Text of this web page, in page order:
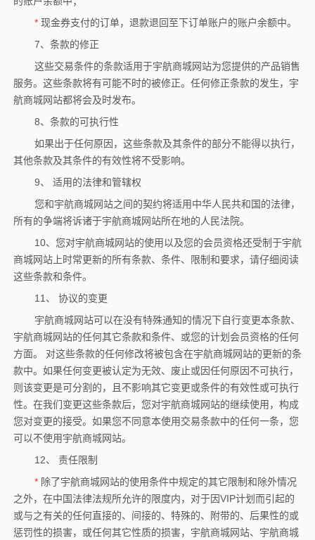
* 现金券支付的订单，退款退回至下订单账户的账户余额中。
7、条款的修正
这些交易条件的条款适用于宇航商城网站为您提供的产品销售
服务。这些条款将有可能不时的被修正。任何修正条款的发生，宇
航商城网站都将会及时发布。
8、条款的可执行性
如果出于任何原因，这些条款及其条件的部分不能得以执行，
其他条款及其条件的有效性将不受影响。
9、 适用的法律和管辖权
您和宇航商城网站之间的契约将适用中华人民共和国的法律，
所有的争端将诉诸于宇航商城网站所在地的人民法院。
10、您对宇航商城网站的使用以及您的会员资格还受制于宇航
商城网站上时常更新的所有条款、条件、限制和要求，请仔细阅读
这些条款和条件。
11、 协议的变更
宇航商城网站可以在没有特殊通知的情况下自行变更本条款、
宇航商城网站的任何其它条款和条件、或您的计划会员资格的任何
方面。 对这些条款的任何修改将被包含在宇航商城网站的更新的条
款中。如果任何变更被认定为无效、废止或因任何原因不可执行，
则该变更是可分割的，且不影响其它变更或条件的有效性或可执行
性。在我们变更这些条款后，您对宇航商城网站的继续使用，构成
您对变更的接受。如果您不同意本使用交易条款中的任何一条，您
可以不使用宇航商城网站。
12、 责任限制
* 除了宇航商城网站的使用条件中规定的其它限制和除外情况
之外，在中国法律法规所允许的限度内，对于因VIP计划而引起的
或与之有关的任何直接的、间接的、特殊的、附带的、后果性的或
惩罚性的损害，或任何其它性质的损害，宇航商城网站、宇航商城